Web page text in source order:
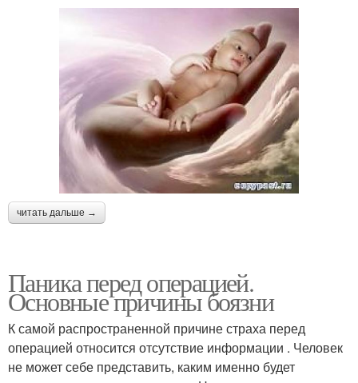
читать дальше →
Паника перед операцией.
Основные причины боязни
К самой распространенной причине страха перед
операцией относится отсутствие информации . Человек
не может себе представить, каким именно будет